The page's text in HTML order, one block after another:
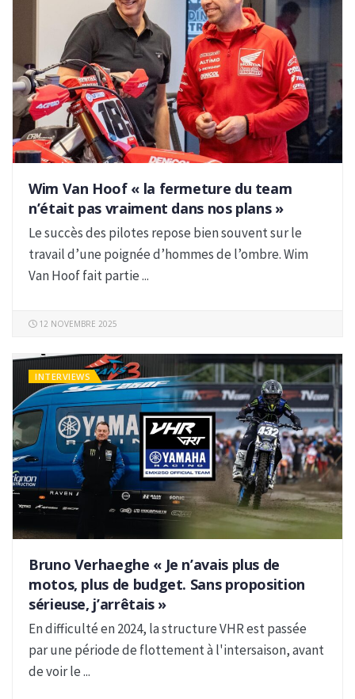
Wim Van Hoof « la fermeture du team
n’était pas vraiment dans nos plans »
Le succès des pilotes repose bien souvent sur le
travail d’une poignée d’hommes de l’ombre. Wim
Van Hoof fait partie ...
12 NOVEMBRE 2025
INTERVIEWS
Bruno Verhaeghe « Je n’avais plus de
motos, plus de budget. Sans proposition
sérieuse, j’arrêtais »
En difficulté en 2024, la structure VHR est passée
par une période de flottement à l'intersaison, avant
de voir le ...